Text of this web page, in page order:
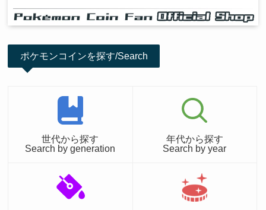
ポケモンコインを探す/Search
世代から探す
Search by generation
年代から探す
Search by year